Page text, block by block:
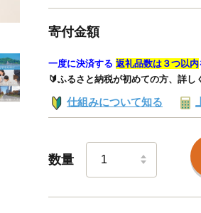
寄付金額
一度に決済する 返礼品数は３つ以内
🔰ふるさと納税が初めての方、詳し
仕組みについて知る
数量